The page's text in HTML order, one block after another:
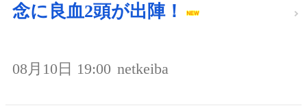
念に良血2頭が出陣！
08月10日 19:00 netkeiba